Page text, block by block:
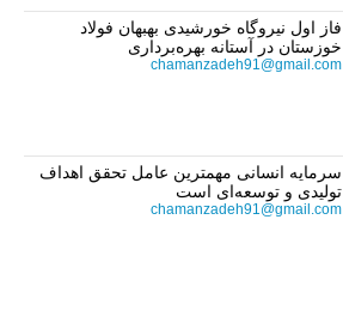
فاز اول نیروگاه خورشیدی بهبهان فولاد
خوزستان در آستانه بهره‌برداری
chamanzadeh91@gmail.com
سرمایه انسانی مهمترین عامل تحقق اهداف
تولیدی و توسعه‌ای است
chamanzadeh91@gmail.com